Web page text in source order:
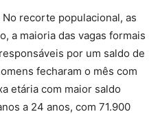
No recorte populacional, as
a maioria das vagas formais
por um saldo de
fecharam o mês com
etária com maior saldo
a 24 anos, com 71.900